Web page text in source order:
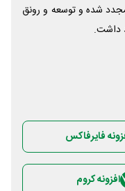
شده و توسعه و رونق
داشت.
فایرفاکس
افزونه کروم